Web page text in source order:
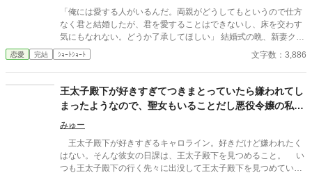
できやしない。 もちろん人前でだけで、裏ではひどいものだけ
ど。 そんな中、第三王女殿下が、ティーノ様をお気に召したら
しいという噂が飛び込んできて、あきらめかけていた婚約破棄が
かなうかもしれないと、ニナは行動を起こすことにするのだが―
―。 全７話の短編です 完結確約です。
「俺には愛する人がいるんだ。両親がどうしてもというので仕方
なく君と結婚したが、君を愛することはできないし、床を交わす
気にもなれない。どうか了承してほしい」 結婚式の晩、新妻クロ
エが夫ロバートから要求されたのは、お飾りの妻になることだっ
た。 「君さえ黙っていれば、なにもかも丸くおさまる」と諭され
恋愛 完結 ｼｮｰﾄｼｮｰﾄ 文字数：3,886
王太子殿下が好きすぎてつきまとっていたら嫌われてし
まったようなので、聖女もいることだし悪役令嬢の私は
退散することにしました。
みゅー
王太子殿下が好きすぎるキャロライン。好きだけど嫌われたく
はない。そんな彼女の日課は、王太子殿下を見つめること。 い
つも王太子殿下の行く先々に出没して王太子殿下を見つめていた